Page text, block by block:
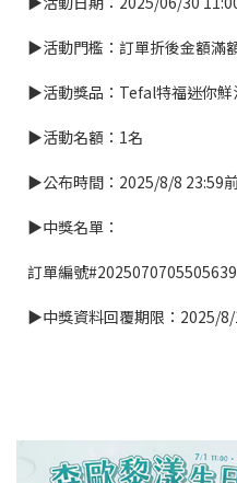
▶活動門檻：訂單折後金額滿
▶活動獎品：Tefal特福迷你鮮
▶活動名額：1名
▶公布時間：2025/8/8 23:59
▶中獎名單：
訂單編號
▶中獎資料回覆期限：2025/